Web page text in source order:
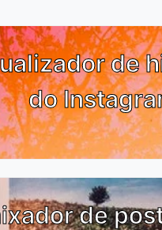
de
do
de